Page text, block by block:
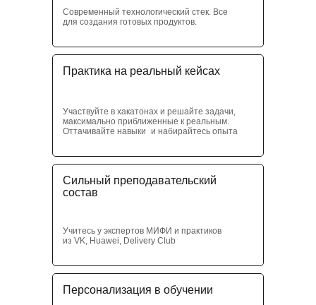
Практика на реальный кейсах
Участвуйте в хакатонах и решайте задачи,
максимально приближенные к реальным.
Оттачивайте навыки и набирайтесь опыта
Персонализация в обучении
Современный технологический стек. Все
для создания готовых продуктов.
Сильный преподавательский
состав
Учитесь у экспертов МИФИ и практиков
из VK, Huawei, Delivery Club